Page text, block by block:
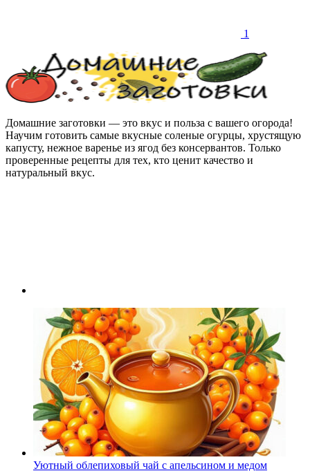
1
Домашние заготовки — это вкус и польза с вашего огорода!
Научим готовить самые вкусные соленые огурцы, хрустящую
капусту, нежное варенье из ягод без консервантов. Только
проверенные рецепты для тех, кто ценит качество и
натуральный вкус.
Уютный облепиховый чай с апельсином и медом